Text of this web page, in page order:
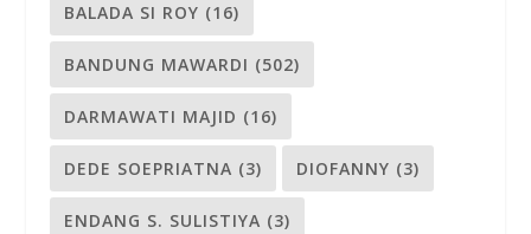
BALADA SI ROY (16)
BANDUNG MAWARDI (502)
DARMAWATI MAJID (16)
DEDE SOEPRIATNA (3) DIOFANNY (3)
ENDANG S. SULISTIYA (3)